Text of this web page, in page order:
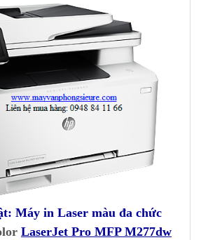
Máy in Laser màu đa chức
LaserJet Pro MFP M277dw